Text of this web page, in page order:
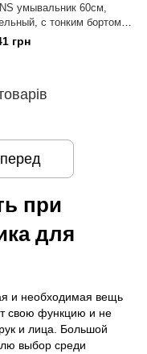
умывальник 60см,
с тонким бортом
грн
при
для
и необходимая вещь
свою функцию и не
и лица. Большой
выбор среди